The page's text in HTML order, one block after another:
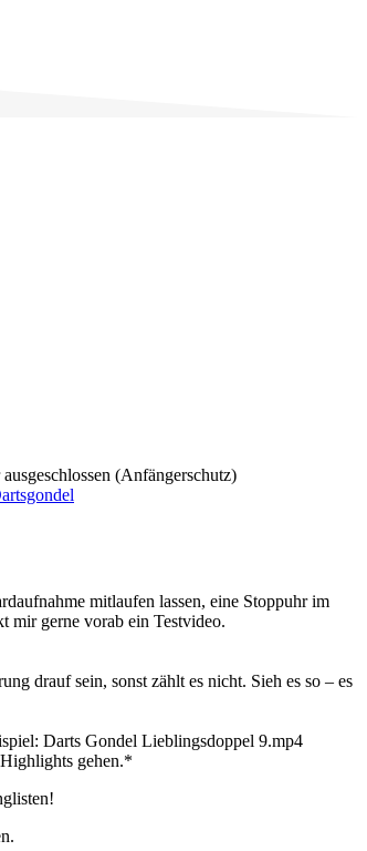
(Anfängerschutz)
mitlaufen lassen, eine Stoppuhr im
mir gerne vorab ein Testvideo.
drauf sein, sonst zählt es nicht. Sieh es so – es
Darts Gondel Lieblingsdoppel 9.mp4
gehen.*